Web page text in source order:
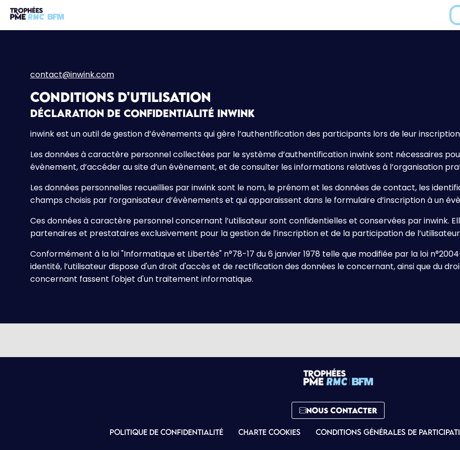
contact@inwink.com
Conditions d'utilisation
Déclaration de confidentialité inwink
inwink est un outil de gestion d’évènements qui gère l’authentification des participants lors de leur
Les données à caractère personnel collectées par le système d’authentification inwink sont nécessaires
évènement, d’accéder au site d’un évènement, et de consulter les informations relatives à l’organisation
Les données personnelles recueillies par inwink sont le nom, le prénom et les données de contact, les
champs choisis par l’organisateur d’évènements et qui apparaissent dans le formulaire d’inscription à un
Ces données à caractère personnel concernant l’utilisateur sont confidentielles et conservées par inwink.
partenaires et prestataires exclusivement pour la gestion de l’inscription et de la participation de
Conformément à la loi "Informatique et Libertés" n°78-17 du 6 janvier 1978 telle que modifiée par la loi
identité, l’utilisateur dispose d'un droit d'accès et de rectification des données le concernant, ainsi que du
concernant fassent l'objet d'un traitement informatique.
NOUS CONTACTER
Politique de confidentialité Charte cookies Conditions générales de